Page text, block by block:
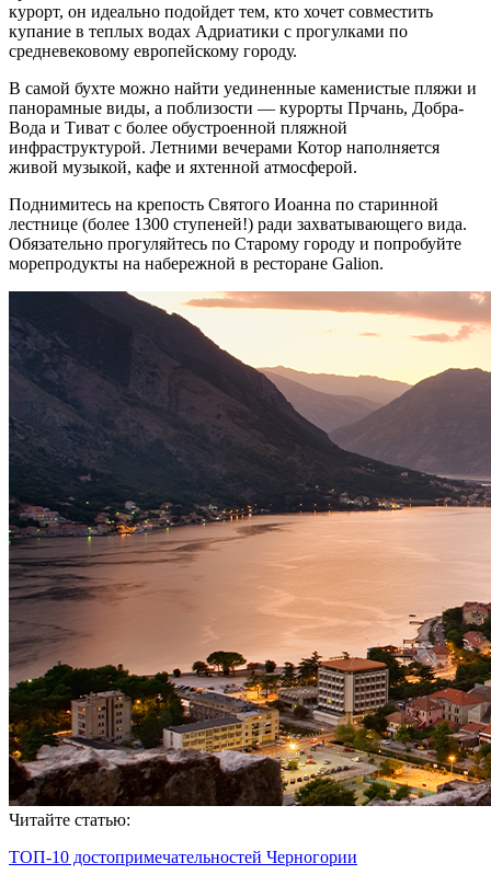
курорт, он идеально подойдет тем, кто хочет совместить
купание в теплых водах Адриатики с прогулками по
средневековому европейскому городу.
В самой бухте можно найти уединенные каменистые пляжи и
панорамные виды, а поблизости — курорты Прчань, Добра-
Вода и Тиват с более обустроенной пляжной
инфраструктурой. Летними вечерами Котор наполняется
живой музыкой, кафе и яхтенной атмосферой.
Поднимитесь на крепость Святого Иоанна по старинной
лестнице (более 1300 ступеней!) ради захватывающего вида.
Обязательно прогуляйтесь по Старому городу и попробуйте
морепродукты на набережной в ресторане Galion.
Читайте статью:
ТОП-10 достопримечательностей Черногории